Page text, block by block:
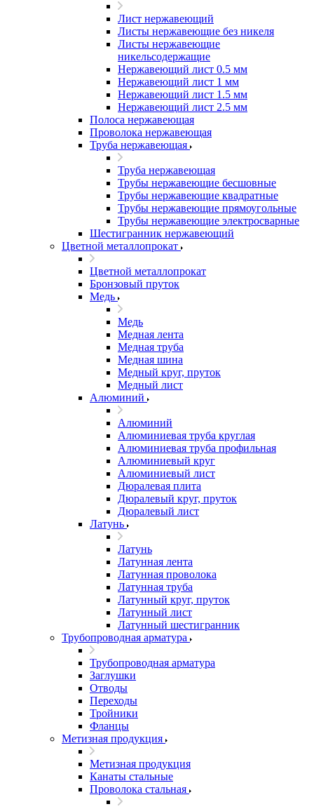
Лист нержавеющий
Листы нержавеющие без никеля
Листы нержавеющие
никельсодержащие
Нержавеющий лист 0.5 мм
Нержавеющий лист 1 мм
Нержавеющий лист 1.5 мм
Нержавеющий лист 2.5 мм
Полоса нержавеющая
Проволока нержавеющая
Труба нержавеющая
Труба нержавеющая
Трубы нержавеющие бесшовные
Трубы нержавеющие квадратные
Трубы нержавеющие прямоугольные
Трубы нержавеющие электросварные
Шестигранник нержавеющий
Цветной металлопрокат
Цветной металлопрокат
Бронзовый пруток
Медь
Медь
Медная лента
Медная труба
Медная шина
Медный круг, пруток
Медный лист
Алюминий
Алюминий
Алюминиевая труба круглая
Алюминиевая труба профильная
Алюминиевый круг
Алюминиевый лист
Дюралевая плита
Дюралевый круг, пруток
Дюралевый лист
Латунь
Латунь
Латунная лента
Латунная проволока
Латунная труба
Латунный круг, пруток
Латунный лист
Латунный шестигранник
Трубопроводная арматура
Трубопроводная арматура
Заглушки
Отводы
Переходы
Тройники
Фланцы
Метизная продукция
Метизная продукция
Канаты стальные
Проволока стальная